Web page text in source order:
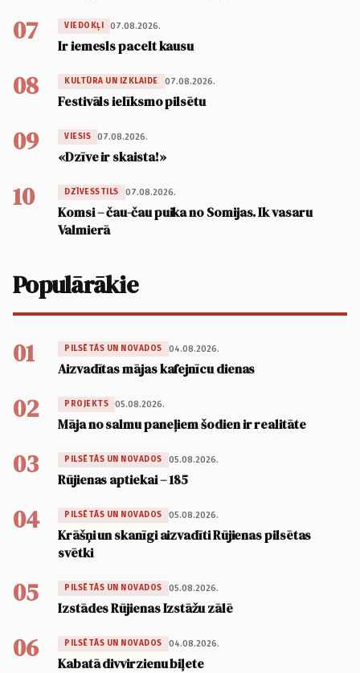
07 VIEDOKĻI 07.08.2026.
Ir iemesls pacelt kausu
08 KULTŪRA UN IZKLAIDE 07.08.2026.
Festivāls ielīksmo pilsētu
09 VIESIS 07.08.2026.
«Dzīve ir skaista!»
10 DZĪVESSTILS 07.08.2026.
Komsi – čau-čau puika no Somijas. Ik vasaru
Valmierā
Populārākie
01 PILSĒTĀS UN NOVADOS 04.08.2026.
Aizvadītas mājas kafejnīcu dienas
02 PROJEKTS 05.08.2026.
Māja no salmu paneļiem šodien ir realitāte
03 PILSĒTĀS UN NOVADOS 05.08.2026.
Rūjienas aptiekai – 185
04 PILSĒTĀS UN NOVADOS 05.08.2026.
Krāšņi un skanīgi aizvadīti Rūjienas pilsētas
svētki
05 PILSĒTĀS UN NOVADOS 05.08.2026.
Izstādes Rūjienas Izstāžu zālē
06 PILSĒTĀS UN NOVADOS 04.08.2026.
Kabatā divvirzienu biļete